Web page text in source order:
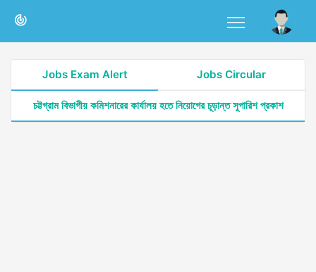
Jobs Exam Alert Jobs Circular
চট্টগ্রাম বিভাগীয় কমিশনারের কার্যালয় হতে নিয়োগের চূড়ান্ত সুপারিশ প্রকাশ